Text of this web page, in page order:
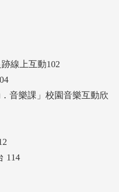
線上互動102
．音樂課」校園音樂互動欣
114